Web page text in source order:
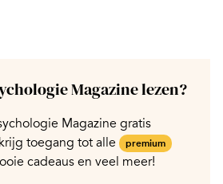
Magazine lezen?
Magazine gratis
toegang tot alle
premium
cadeaus en veel meer!